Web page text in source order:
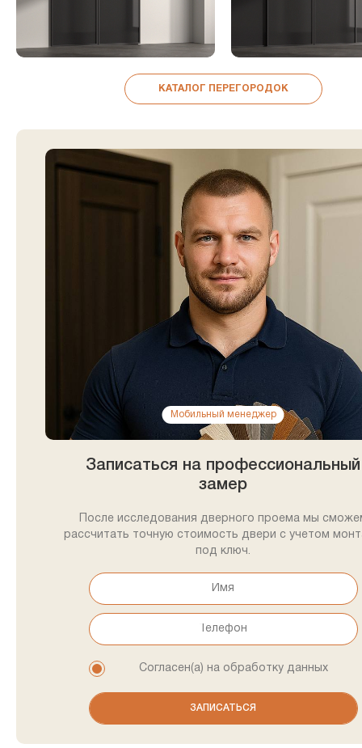
КАТАЛОГ ПЕРЕГОРОДОК
Мобильный менеджер
Записаться на профессиональный
замер
После исследования дверного проема мы
рассчитать точную стоимость двери с учетом
под ключ.
Согласен(а) на обработку данных